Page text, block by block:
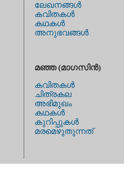
ലേഖനങ്ങള്‍
കവിതകള്‍
കഥകള്‍
അനുഭവങ്ങള്‍
മഞ്ഞ (മാഗസിന്‍)
കവിതകള്‍
ചിത്രകല
അഭിമുഖം
കഥകള്‍
കുറിപ്പുകള്‍
മരമെഴുതുന്നത്